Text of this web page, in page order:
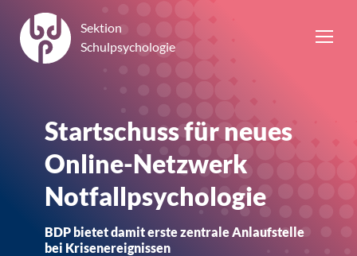
Sektion
Schulpsychologie
Startschuss für neues
Online-Netzwerk
Notfallpsychologie
BDP bietet damit erste zentrale Anlaufstelle
bei Krisenereignissen